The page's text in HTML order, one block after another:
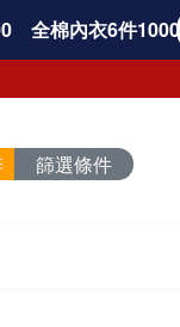
全棉內衣6件1000
篩選條件